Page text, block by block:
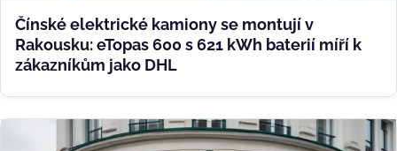
Čínské elektrické kamiony se montují v
Rakousku: eTopas 600 s 621 kWh baterií míří k
zákazníkům jako DHL